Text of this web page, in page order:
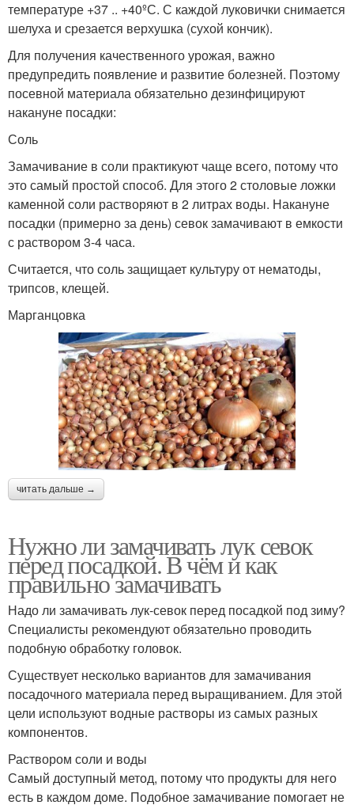
температуре +37 .. +40ºС. С каждой луковички снимается
шелуха и срезается верхушка (сухой кончик).
Для получения качественного урожая, важно
предупредить появление и развитие болезней. Поэтому
посевной материала обязательно дезинфицируют
накануне посадки:
Соль
Замачивание в соли практикуют чаще всего, потому что
это самый простой способ. Для этого 2 столовые ложки
каменной соли растворяют в 2 литрах воды. Накануне
посадки (примерно за день) севок замачивают в емкости
с раствором 3-4 часа.
Считается, что соль защищает культуру от нематоды,
трипсов, клещей.
Марганцовка
читать дальше →
Нужно ли замачивать лук севок
перед посадкой. В чём и как
правильно замачивать
Надо ли замачивать лук-севок перед посадкой под зиму?
Специалисты рекомендуют обязательно проводить
подобную обработку головок.
Существует несколько вариантов для замачивания
посадочного материала перед выращиванием. Для этой
цели используют водные растворы из самых разных
компонентов.
Раствором соли и воды
Самый доступный метод, потому что продукты для него
есть в каждом доме. Подобное замачивание помогает не